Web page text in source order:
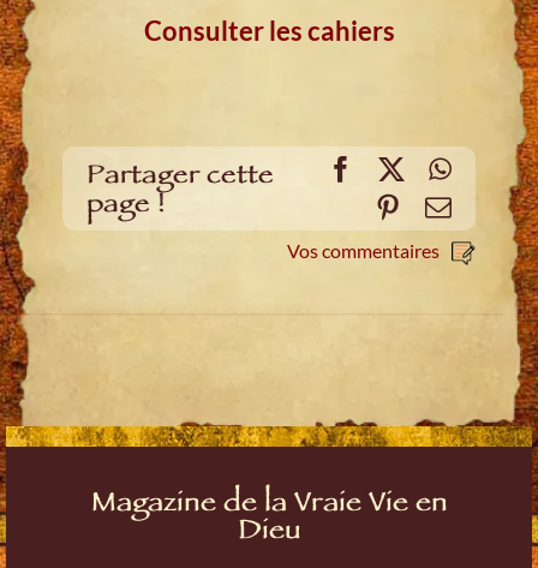
Consulter les cahiers
Partager cette
page !
Facebook
Pinterest
E-
mail
Vos commentaires
Magazine de la Vraie Vie en
Dieu